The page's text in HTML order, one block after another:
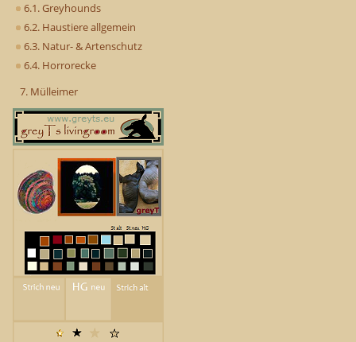
6.1. Greyhounds
6.2. Haustiere allgemein
6.3. Natur- & Artenschutz
6.4. Horrorecke
7. Mülleimer